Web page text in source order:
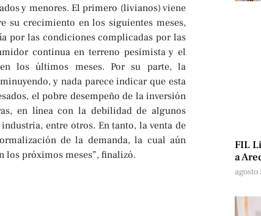
y menores. El primero (livianos) viene
su crecimiento en los siguientes meses,
por las condiciones complicadas por las
continua en terreno pesimista y el
los últimos meses. Por su parte, la
y nada parece indicar que esta
el pobre desempeño de la inversión
en línea con la debilidad de algunos
entre otros. En tanto, la venta de
de la demanda, la cual aún
los próximos meses”, finalizó.
FIL
a
agosto